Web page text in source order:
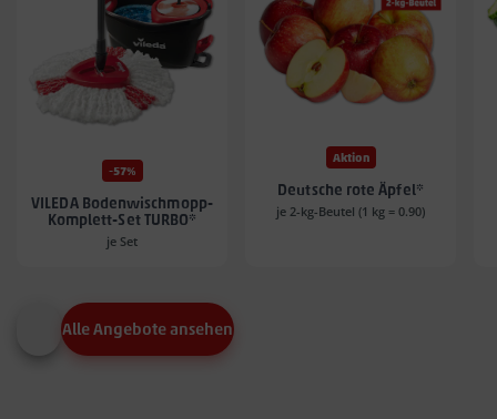
-57%
VILEDA Bodenwischmopp-
Komplett-Set TURBO*
je Set
Aktion
Deutsche rote Äpfel*
je 2-kg-Beutel (1 kg = 0.90)
Alle Angebote ansehen